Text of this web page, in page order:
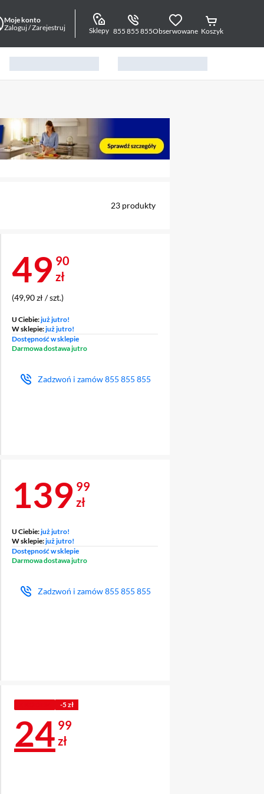
Moje konto
Zaloguj / Zarejestruj
Sklepy 855 855 855Obserwowane Koszyk
element 1 z 5
23 produkty
Cena 49,90 zł
49 90
zł
(49,90 zł / szt.)
U Ciebie:już jutro!
W sklepie:już jutro!
Dostępność w sklepie
Darmowa dostawa jutro
Zadzwoń i zamów855 855 855
Cena 139,99 zł
139 99
zł
U Ciebie:już jutro!
W sklepie:już jutro!
Dostępność w sklepie
Darmowa dostawa jutro
Zadzwoń i zamów855 855 855
-5 zł
Cena 24,99 zł
24 99
zł